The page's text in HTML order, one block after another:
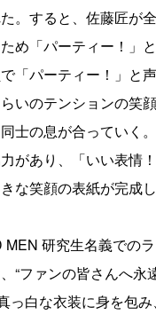
。すると、佐藤匠が
め「パーティー！」
「パーティー！」と
いのテンションの笑
士の息が合っていく
があり、「いい表情
な笑顔の表紙が完成し
研究生名義での
“ファンの皆さんへ永
っ白な衣装に身を包